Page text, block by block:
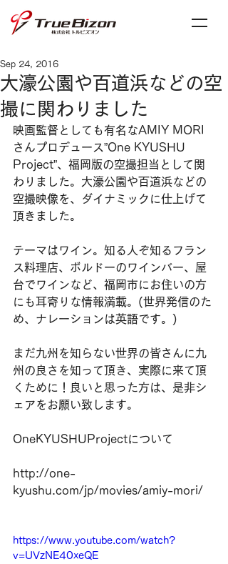
大濠公園や百道浜などの空
撮に関わりました
Sep 24, 2016
映画監督としても有名なAMIY MORI
さんプロデュース”One KYUSHU
Project”、福岡版の空撮担当として関
わりました。大濠公園や百道浜などの
空撮映像を、ダイナミックに仕上げて
頂きました。
テーマはワイン。知る人ぞ知るフラン
ス料理店、ボルドーのワインバー、屋
台でワインなど、福岡市にお住いの方
にも耳寄りな情報満載。(世界発信のた
め、ナレーションは英語です。)
まだ九州を知らない世界の皆さんに九
州の良さを知って頂き、実際に来て頂
くために！良いと思った方は、是非シ
ェアをお願い致します。
OneKYUSHUProjectについて
http://one-
kyushu.com/jp/movies/amiy-mori/
https://www.youtube.com/watch?
v=UVzNE40xeQE